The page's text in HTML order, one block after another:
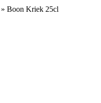
» Boon Kriek 25cl